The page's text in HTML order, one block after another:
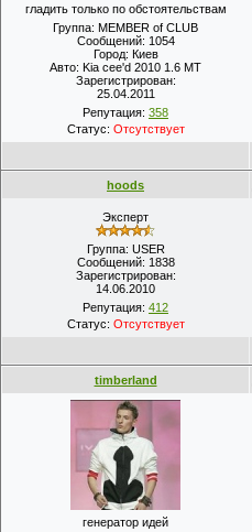
гладить только по обстоятельствам
Группа: MEMBER of CLUB
Сообщений: 1054
Город: Киев
Авто: Kia cee'd 2010 1.6 МТ
Зарегистрирован:
25.04.2011
Репутация: 358
Статус: Отсутствует
hoods
Эксперт
Группа: USER
Сообщений: 1838
Зарегистрирован:
14.06.2010
Репутация: 412
Статус: Отсутствует
timberland
генератор идей